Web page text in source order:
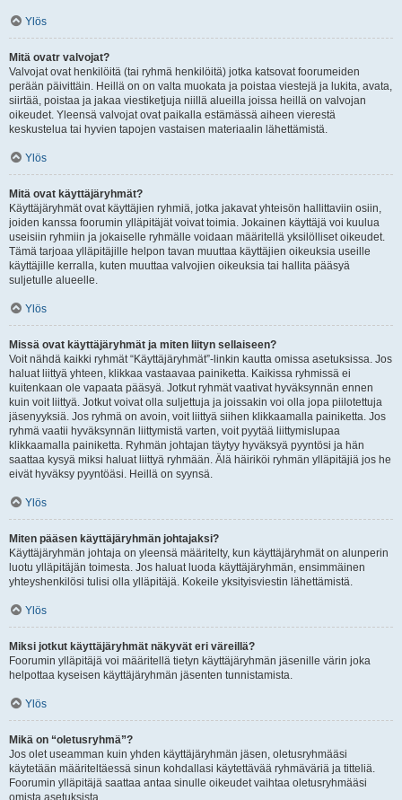
Ylös
Mitä ovatr valvojat?
Valvojat ovat henkilöitä (tai ryhmä henkilöitä) jotka katsovat foorumeiden
perään päivittäin. Heillä on on valta muokata ja poistaa viestejä ja lukita, avata,
siirtää, poistaa ja jakaa viestiketjuja niillä alueilla joissa heillä on valvojan
oikeudet. Yleensä valvojat ovat paikalla estämässä aiheen vierestä
keskustelua tai hyvien tapojen vastaisen materiaalin lähettämistä.
Ylös
Mitä ovat käyttäjäryhmät?
Käyttäjäryhmät ovat käyttäjien ryhmiä, jotka jakavat yhteisön hallittaviin osiin,
joiden kanssa foorumin ylläpitäjät voivat toimia. Jokainen käyttäjä voi kuulua
useisiin ryhmiin ja jokaiselle ryhmälle voidaan määritellä yksilölliset oikeudet.
Tämä tarjoaa ylläpitäjille helpon tavan muuttaa käyttäjien oikeuksia useille
käyttäjille kerralla, kuten muuttaa valvojien oikeuksia tai hallita pääsyä
suljetulle alueelle.
Ylös
Missä ovat käyttäjäryhmät ja miten liityn sellaiseen?
Voit nähdä kaikki ryhmät “Käyttäjäryhmät”-linkin kautta omissa asetuksissa. Jos
haluat liittyä yhteen, klikkaa vastaavaa painiketta. Kaikissa ryhmissä ei
kuitenkaan ole vapaata pääsyä. Jotkut ryhmät vaativat hyväksynnän ennen
kuin voit liittyä. Jotkut voivat olla suljettuja ja joissakin voi olla jopa piilotettuja
jäsenyyksiä. Jos ryhmä on avoin, voit liittyä siihen klikkaamalla painiketta. Jos
ryhmä vaatii hyväksynnän liittymistä varten, voit pyytää liittymislupaa
klikkaamalla painiketta. Ryhmän johtajan täytyy hyväksyä pyyntösi ja hän
saattaa kysyä miksi haluat liittyä ryhmään. Älä häiriköi ryhmän ylläpitäjiä jos he
eivät hyväksy pyyntöäsi. Heillä on syynsä.
Ylös
Miten pääsen käyttäjäryhmän johtajaksi?
Käyttäjäryhmän johtaja on yleensä määritelty, kun käyttäjäryhmät on alunperin
luotu ylläpitäjän toimesta. Jos haluat luoda käyttäjäryhmän, ensimmäinen
yhteyshenkilösi tulisi olla ylläpitäjä. Kokeile yksityisviestin lähettämistä.
Ylös
Miksi jotkut käyttäjäryhmät näkyvät eri väreillä?
Foorumin ylläpitäjä voi määritellä tietyn käyttäjäryhmän jäsenille värin joka
helpottaa kyseisen käyttäjäryhmän jäsenten tunnistamista.
Ylös
Mikä on “oletusryhmä”?
Jos olet useamman kuin yhden käyttäjäryhmän jäsen, oletusryhmääsi
käytetään määriteltäessä sinun kohdallasi käytettävää ryhmäväriä ja titteliä.
Foorumin ylläpitäjä saattaa antaa sinulle oikeudet vaihtaa oletusryhmääsi
omista asetuksista.